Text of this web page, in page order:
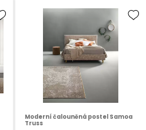
Moderní čalouněná postel Samoa
Truss